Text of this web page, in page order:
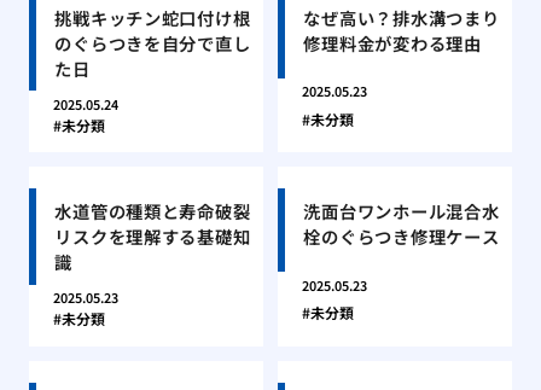
挑戦キッチン蛇口付け根
のぐらつきを自分で直し
た日
2025.05.24
未分類
なぜ高い？排水溝つまり
修理料金が変わる理由
2025.05.23
未分類
水道管の種類と寿命破裂
リスクを理解する基礎知
識
2025.05.23
未分類
洗面台ワンホール混合水
栓のぐらつき修理ケース
2025.05.23
未分類